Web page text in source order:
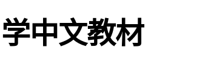
学中文教材